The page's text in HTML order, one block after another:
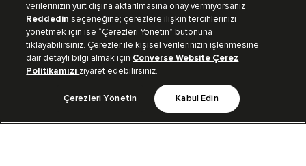
Koleksiyon
Kurumsal
Bizi Takip Et
verilerinizin yurt dışına aktarılmasına onay vermiyorsanız
Reddedin seçeneğine; çerezlere ilişkin tercihlerinizi
yönetmek için ise “Çerezleri Yönetin” butonuna
tıklayabilirsiniz. Çerezler ile kişisel verilerinizin işlenmesine
dair detaylı bilgi almak için Converse Website Çerez
Politikamızı ziyaret edebilirsiniz.
Çerezleri Yönetin Kabul Edin